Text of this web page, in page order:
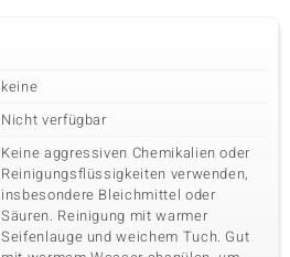
keine
Nicht verfügbar
Keine aggressiven Chemikalien oder
Reinigungsflüssigkeiten verwenden,
insbesondere Bleichmittel oder
Säuren. Reinigung mit warmer
Seifenlauge und weichem Tuch. Gut